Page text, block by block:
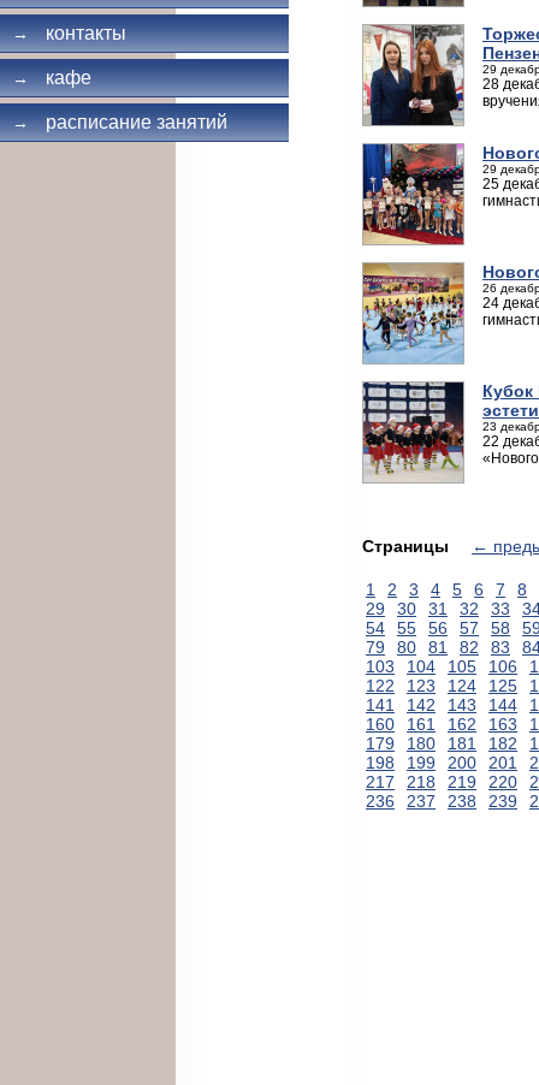
→ контакты
→ кафе
→ расписание занятий
29
28
29
25
26
24
Кубок
23
22
Страницы ←
1 2 3 4 5 6 7
8
29
30 31 32 33
54
55 56 57 58
79
80 81 82 83
103
104 105 106
122
123 124 125
141
142 143 144
160
161 162 163
179
180 181 182
198
199 200 201
217
218 219 220
236
237 238 239